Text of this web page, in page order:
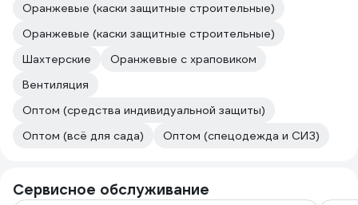
Оранжевые (каски защитные строительные)
Оранжевые (каски защитные строительные)
Шахтерские
Оранжевые с храповиком
Вентиляция
Оптом (средства индивидуальной защиты)
Оптом (всё для сада)
Оптом (спецодежда и СИЗ)
Сервисное обслуживание